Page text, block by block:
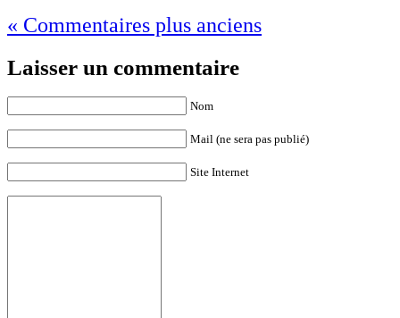
« Commentaires plus anciens
Laisser un commentaire
Nom
Mail (ne sera pas publié)
Site Internet